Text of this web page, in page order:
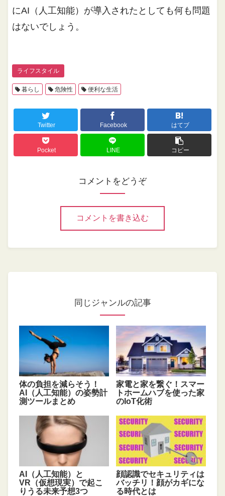
にAI（人工知能）が導入されたとしても何も問題
はないでしょう。
ライフスタイル
暮らし 危険性 便利な生活
Twitter Facebook はてブ
Pocket LINE コピー
コメントをどうぞ
コメントを書き込む
同じジャンルの記事
体の負担を減らそう！
AI（人工知能）の姿勢計
測ツールまとめ
家電と家を繋ぐ！スマー
トホームハブを使った家
のIoT化術
AI（人工知能）と
VR（仮想現実）で起こ
りうる未来予想3つ
顔認識でセキュリティは
バッチリ！顔がカギにな
る時代とは